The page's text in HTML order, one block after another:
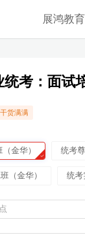
考：面试
干货满满
金华） 统考
（金华） 统考
展鸿教育